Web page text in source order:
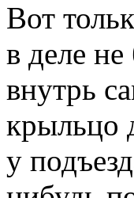
Вот
в деле
внутрь
крыльцо
у